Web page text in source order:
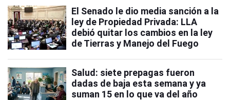
El Senado le dio media sanción a la
ley de Propiedad Privada: LLA
debió quitar los cambios en la ley
de Tierras y Manejo del Fuego
Salud: siete prepagas fueron
dadas de baja esta semana y ya
suman 15 en lo que va del año